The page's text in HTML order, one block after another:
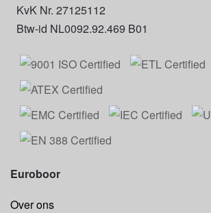
KvK Nr. 27125112
Btw-id NL0092.92.469 B01
Euroboor
Over ons